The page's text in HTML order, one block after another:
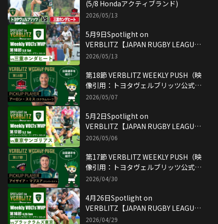
(5/8 Hondaアクティブランド)
2026/05/13
5月9日Spotlight on
VERBLITZ【JAPAN RUGBY LEAGUE
ONE】映像引用：トヨタヴェルブリッ
2026/05/13
第18節 VERBLITZ WEEKLY PUSH（映
像引用：トヨタヴェルブリッツ公式
YouTubeチャンネル）
2026/05/07
5月2日Spotlight on
VERBLITZ【JAPAN RUGBY LEAGUE
ONE】映像引用：トヨタヴェルブリッ
2026/05/06
第17節 VERBLITZ WEEKLY PUSH（映
像引用：トヨタヴェルブリッツ公式
YouTubeチャンネル）
2026/04/30
4月26日Spotlight on
VERBLITZ【JAPAN RUGBY LEAGUE
ONE】映像引用：トヨタヴェルブリッ
2026/04/29